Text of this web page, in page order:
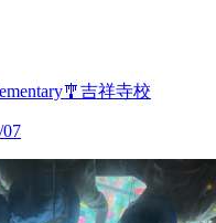
吉祥寺校
07